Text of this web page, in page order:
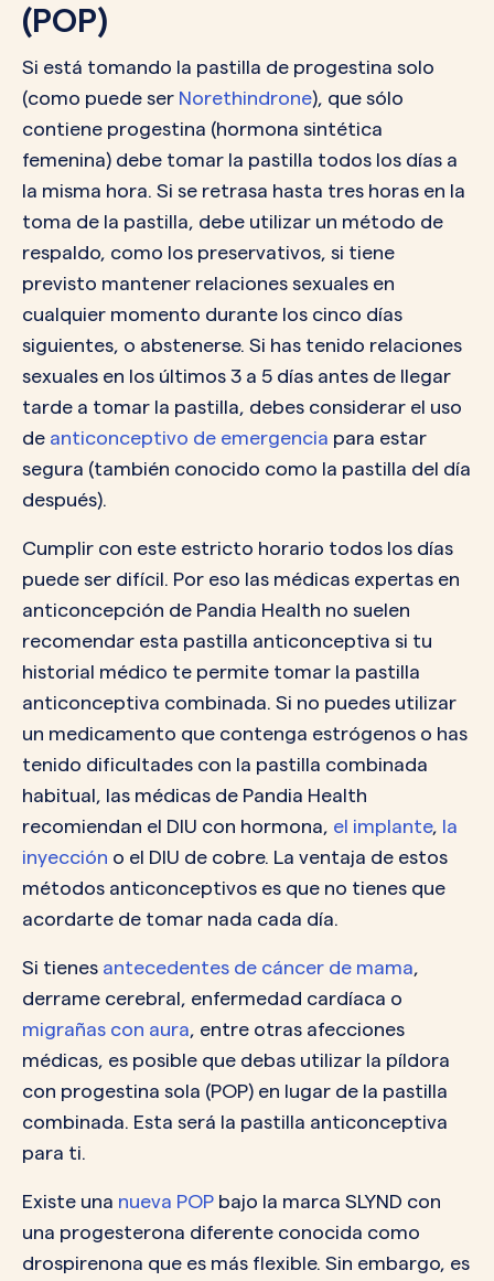
(POP)
Si está tomando la pastilla de progestina solo
(como puede ser Norethindrone), que sólo
contiene progestina (hormona sintética
femenina) debe tomar la pastilla todos los días a
la misma hora. Si se retrasa hasta tres horas en la
toma de la pastilla, debe utilizar un método de
respaldo, como los preservativos, si tiene
previsto mantener relaciones sexuales en
cualquier momento durante los cinco días
siguientes, o abstenerse. Si has tenido relaciones
sexuales en los últimos 3 a 5 días antes de llegar
tarde a tomar la pastilla, debes considerar el uso
de anticonceptivo de emergencia para estar
segura (también conocido como la pastilla del día
después).
Cumplir con este estricto horario todos los días
puede ser difícil. Por eso las médicas expertas en
anticoncepción de Pandia Health no suelen
recomendar esta pastilla anticonceptiva si tu
historial médico te permite tomar la pastilla
anticonceptiva combinada. Si no puedes utilizar
un medicamento que contenga estrógenos o has
tenido dificultades con la pastilla combinada
habitual, las médicas de Pandia Health
recomiendan el DIU con hormona, el implante, la
inyección o el DIU de cobre. La ventaja de estos
métodos anticonceptivos es que no tienes que
acordarte de tomar nada cada día.
Si tienes antecedentes de cáncer de mama,
derrame cerebral, enfermedad cardíaca o
migrañas con aura, entre otras afecciones
médicas, es posible que debas utilizar la píldora
con progestina sola (POP) en lugar de la pastilla
combinada. Esta será la pastilla anticonceptiva
para ti.
Existe una nueva POP bajo la marca SLYND con
una progesterona diferente conocida como
drospirenona que es más flexible. Sin embargo, es